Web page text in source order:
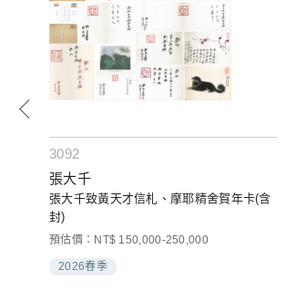
3092
張大千
張大千致黃天才信札、摩耶精舍賀年卡(含
封)
預估價：NT$ 150,000-250,000
2026春季